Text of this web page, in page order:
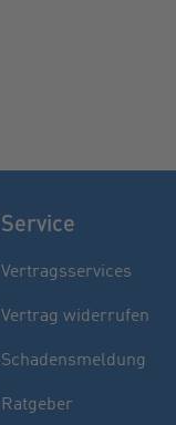
Service
Vertragsservices
Vertrag widerrufen
Schadensmeldung
Ratgeber